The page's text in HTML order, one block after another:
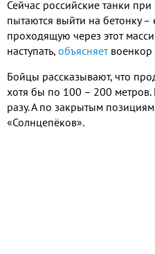
Сейчас российские танки
пытаются выйти на бетонку –
проходящую через этот
наступать, объясняетвоенкор
Бойцы рассказывают, что
хотя бы по 100 – 200 метров.
разу. А по закрытым
«Солнцепёков».